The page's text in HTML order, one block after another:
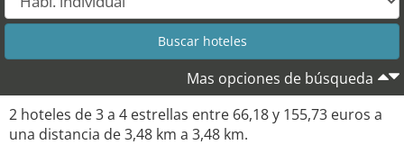
Mas opciones de búsqueda
2 hoteles de3a 4 estrellas entre 66,18y 155,73 euros a
una distancia de3,48 km a 3,48 km.